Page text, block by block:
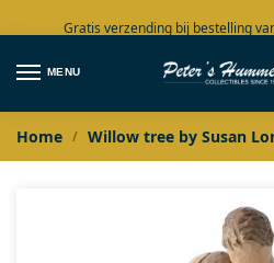
Gratis verzending bij bestelling
Grote collectie in
MENU
Home / Willow tree by Susan